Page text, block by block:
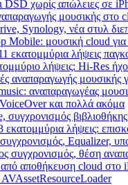
χωρίς απώλειες σε
μουσικής στο
Synology, νέα στυλ
Mobile: μουσική cloud
εκατομμύρια λήψεις
λήψεις: Hi-Res
αναπαραγωγής μουσικής
αναπαραγωγέας
και πολλά ακόμα
εκατομμύρια λήψεις:
Equalizer,
συγχρονισμός, θέση
αποθήκευση cloud στο